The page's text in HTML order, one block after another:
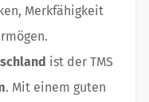
Merkfähigkeit
ist der TMS
. Mit einem guten